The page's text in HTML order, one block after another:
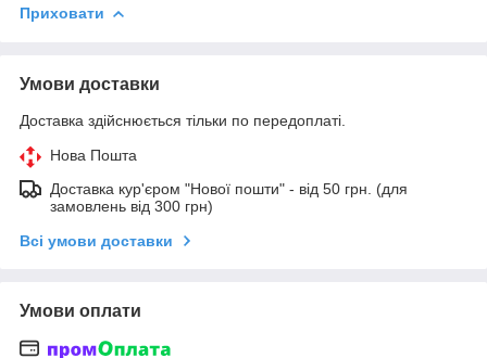
Приховати
Умови доставки
Доставка здійснюється тільки по передоплаті.
Нова Пошта
Доставка кур'єром "Нової пошти" - від 50 грн. (для
замовлень від 300 грн)
Всі умови доставки
Умови оплати